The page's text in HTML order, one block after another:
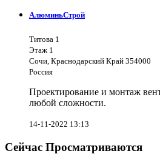
АлюминьСтрой
Титова 1
Этаж 1
Сочи, Краснодарский Край 354000
Россия
Проектирование и монтаж
любой сложности.
14-11-2022 13:13
Сейчас Просматриваются